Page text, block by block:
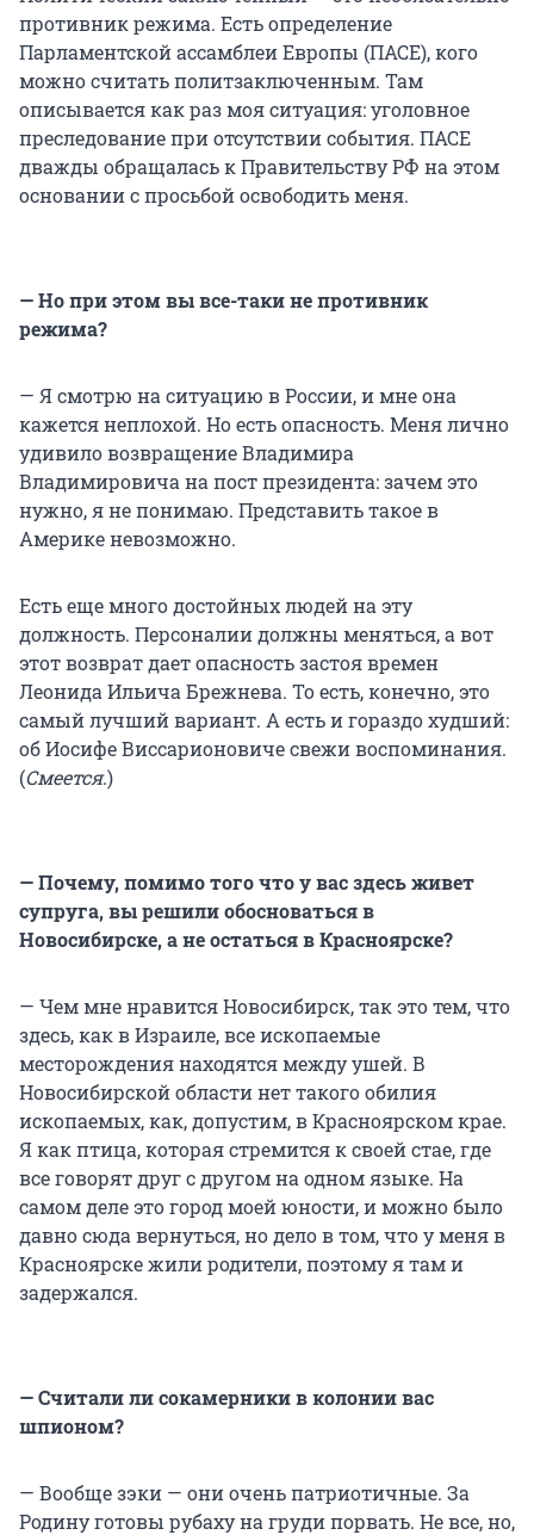
противник режима. Есть определение
Парламентской ассамблеи Европы (ПАСЕ), кого
можно считать политзаключенным. Там
описывается как раз моя ситуация: уголовное
преследование при отсутствии события. ПАСЕ
дважды обращалась к Правительству РФ на этом
основании с просьбой освободить меня.
— Но при этом вы все-таки не противник
режима?
— Я смотрю на ситуацию в России, и мне она
кажется неплохой. Но есть опасность. Меня лично
удивило возвращение Владимира
Владимировича на пост президента: зачем это
нужно, я не понимаю. Представить такое в
Америке невозможно.
Есть еще много достойных людей на эту
должность. Персоналии должны меняться, а вот
этот возврат дает опасность застоя времен
Леонида Ильича Брежнева. То есть, конечно, это
самый лучший вариант. А есть и гораздо худший:
об Иосифе Виссарионовиче свежи воспоминания.
(Смеется.)
— Почему, помимо того что у вас здесь живет
супруга, вы решили обосноваться в
Новосибирске, а не остаться в Красноярске?
— Чем мне нравится Новосибирск, так это тем, что
здесь, как в Израиле, все ископаемые
месторождения находятся между ушей. В
Новосибирской области нет такого обилия
ископаемых, как, допустим, в Красноярском крае.
Я как птица, которая стремится к своей стае, где
все говорят друг с другом на одном языке. На
самом деле это город моей юности, и можно было
давно сюда вернуться, но дело в том, что у меня в
Красноярске жили родители, поэтому я там и
задержался.
— Считали ли сокамерники в колонии вас
шпионом?
— Вообще зэки — они очень патриотичные. За
Родину готовы рубаху на груди порвать. Не все, но,